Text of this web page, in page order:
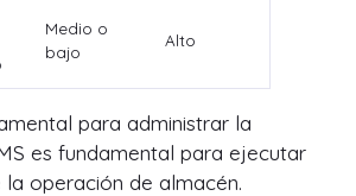
Medio o
bajo
Alto
para administrar la
es fundamental para ejecutar
operación de almacén.